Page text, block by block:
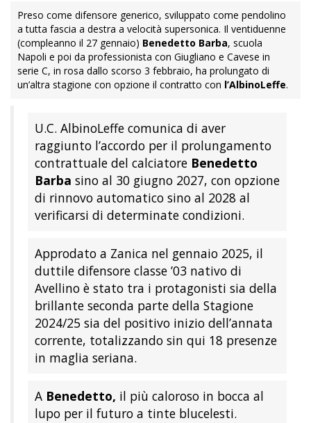
Preso come difensore generico, sviluppato come pendolino
a tutta fascia a destra a velocità supersonica. Il ventiduenne
(compleanno il 27 gennaio) Benedetto Barba, scuola
Napoli e poi da professionista con Giugliano e Cavese in
serie C, in rosa dallo scorso 3 febbraio, ha prolungato di
un’altra stagione con opzione il contratto con l’AlbinoLeffe.
U.C. AlbinoLeffe comunica di aver
raggiunto l’accordo per il prolungamento
contrattuale del calciatore Benedetto
Barba sino al 30 giugno 2027, con opzione
di rinnovo automatico sino al 2028 al
verificarsi di determinate condizioni.
Approdato a Zanica nel gennaio 2025, il
duttile difensore classe ’03 nativo di
Avellino è stato tra i protagonisti sia della
brillante seconda parte della Stagione
2024/25 sia del positivo inizio dell’annata
corrente, totalizzando sin qui 18 presenze
in maglia seriana.
A Benedetto, il più caloroso in bocca al
lupo per il futuro a tinte blucelesti.